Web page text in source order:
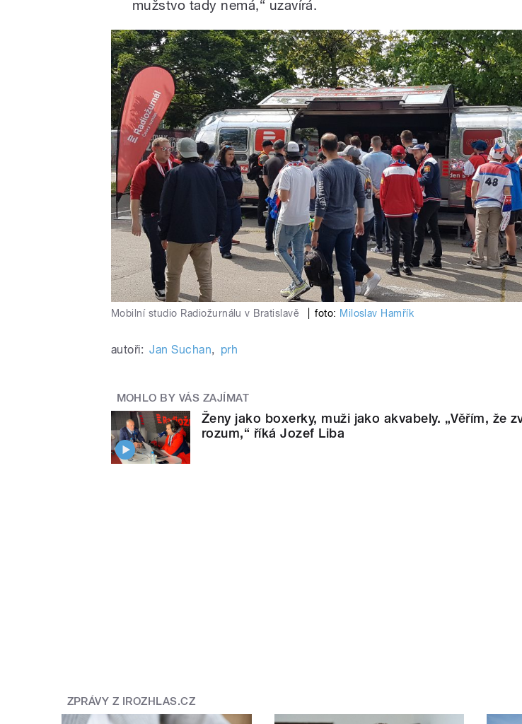
mužstvo tady nemá,“ uzavírá.
Mobilní studio Radiožurnálu v Bratislavě foto: Miloslav Hamřík
autoři: Jan Suchan, prh
MOHLO BY VÁS ZAJÍMAT
Ženy jako boxerky, muži jako akvabely. „Věřím, že
rozum,“ říká Jozef Liba
ZPRÁVY Z IROZHLAS.CZ